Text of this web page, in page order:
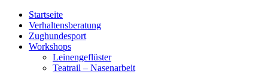
Startseite
Verhaltensberatung
Zughundesport
Workshops
Leinengeflüster
Teatrail – Nasenarbeit